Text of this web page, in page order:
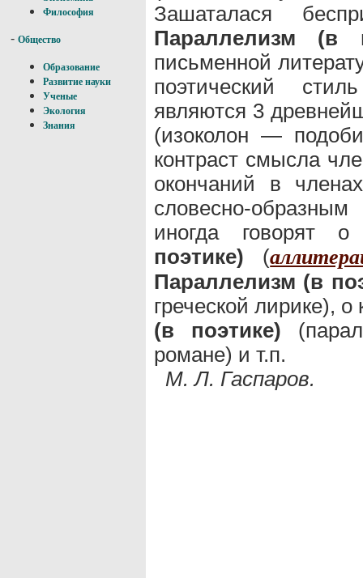
Философия
- Общество
Образование
Развитие науки
Ученые
Экология
Знания
Зашаталася
Параллелизм (в
письменной
поэтический
являются 3
(изоколон —
контраст смысла
окончаний в
словесно-
иногда говорят
поэтике) (
Параллелизм (в
греческой лирике),
(в поэтике)
романе) и т.п.
М. Л. Гаспаров.